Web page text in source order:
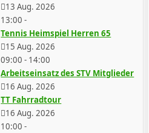
13 Aug. 2026
13:00 -
Tennis Heimspiel Herren 65
15 Aug. 2026
09:00 - 14:00
Arbeitseinsatz des STV Mitglieder
16 Aug. 2026
TT Fahrradtour
16 Aug. 2026
10:00 -